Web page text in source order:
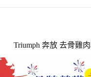
齡
貓
Triumph 奔放 去骨雞